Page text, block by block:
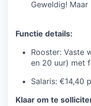
Geweldig!
Functie details:
Rooster: Vaste
en 20 uur) met
Salaris: €14,40
Klaar om te